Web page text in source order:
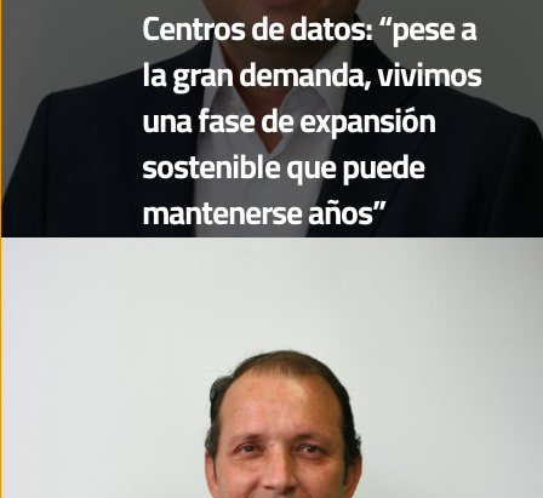
Centros de datos: “pese a
la gran demanda, vivimos
una fase de expansión
sostenible que puede
mantenerse años”